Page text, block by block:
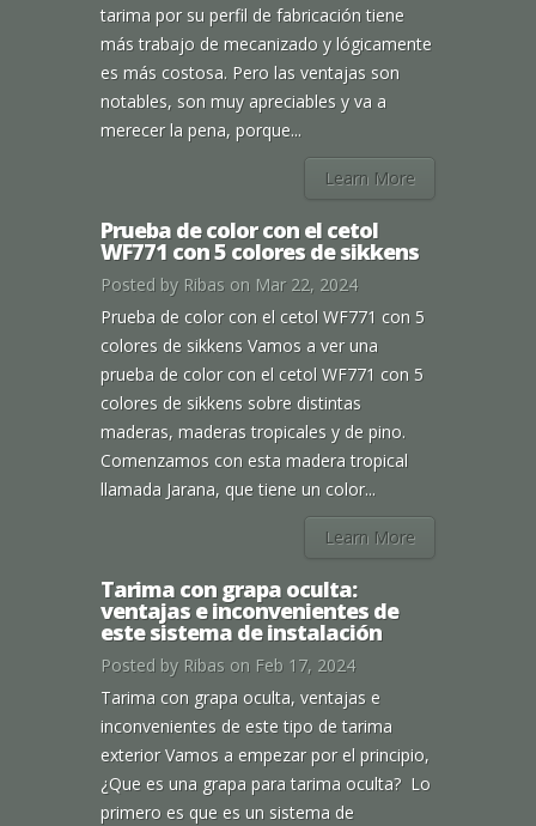
tarima por su perfil de fabricación tiene
más trabajo de mecanizado y lógicamente
es más costosa. Pero las ventajas son
notables, son muy apreciables y va a
merecer la pena, porque...
Learn More
Prueba de color con el cetol
WF771 con 5 colores de sikkens
Posted by Ribas on Mar 22, 2024
Prueba de color con el cetol WF771 con 5
colores de sikkens Vamos a ver una
prueba de color con el cetol WF771 con 5
colores de sikkens sobre distintas
maderas, maderas tropicales y de pino.
Comenzamos con esta madera tropical
llamada Jarana, que tiene un color...
Learn More
Tarima con grapa oculta:
ventajas e inconvenientes de
este sistema de instalación
Posted by Ribas on Feb 17, 2024
Tarima con grapa oculta, ventajas e
inconvenientes de este tipo de tarima
exterior Vamos a empezar por el principio,
¿Que es una grapa para tarima oculta? Lo
primero es que es un sistema de